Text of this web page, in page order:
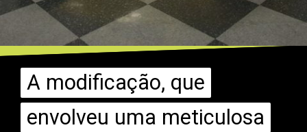
A modificação, que
envolveu uma meticulosa
A modificação, que
envolveu uma meticulosa